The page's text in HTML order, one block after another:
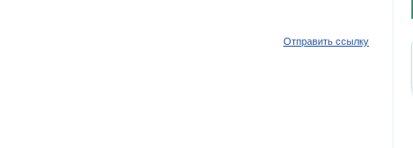
Отправить ссылку